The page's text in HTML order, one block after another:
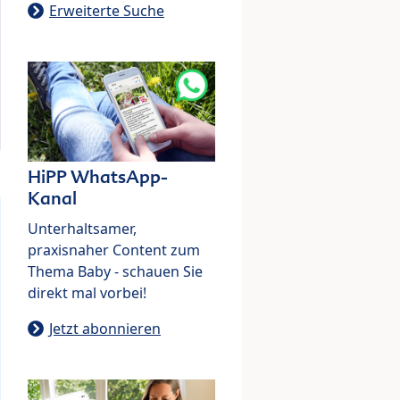
Erweiterte Suche
HiPP WhatsApp-
Kanal
Unterhaltsamer,
praxisnaher Content zum
Thema Baby - schauen Sie
direkt mal vorbei!
Jetzt abonnieren